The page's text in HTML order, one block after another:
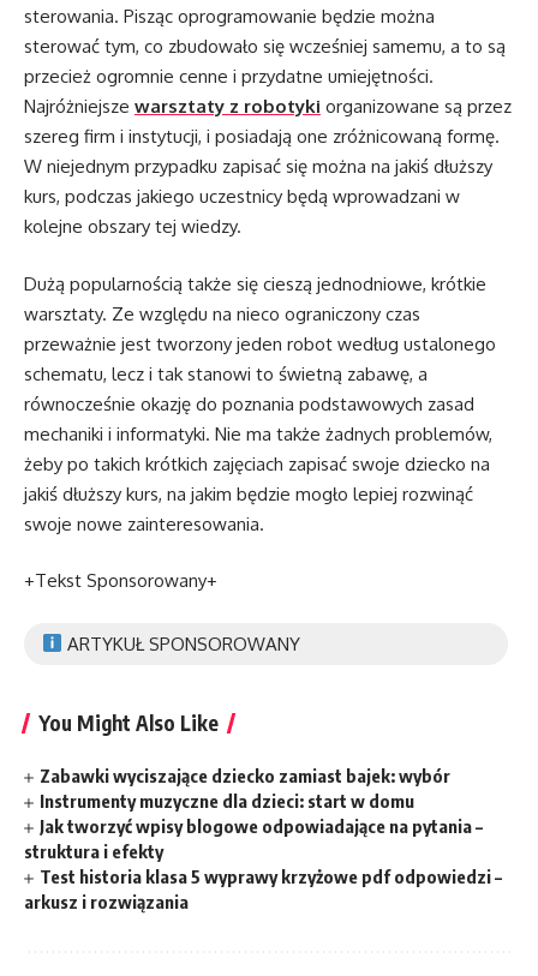
sterowania. Pisząc oprogramowanie będzie można
sterować tym, co zbudowało się wcześniej samemu, a to są
przecież ogromnie cenne i przydatne umiejętności.
Najróżniejsze warsztaty z robotyki organizowane są przez
szereg firm i instytucji, i posiadają one zróżnicowaną formę.
W niejednym przypadku zapisać się można na jakiś dłuższy
kurs, podczas jakiego uczestnicy będą wprowadzani w
kolejne obszary tej wiedzy.
Dużą popularnością także się cieszą jednodniowe, krótkie
warsztaty. Ze względu na nieco ograniczony czas
przeważnie jest tworzony jeden robot według ustalonego
schematu, lecz i tak stanowi to świetną zabawę, a
równocześnie okazję do poznania podstawowych zasad
mechaniki i informatyki. Nie ma także żadnych problemów,
żeby po takich krótkich zajęciach zapisać swoje dziecko na
jakiś dłuższy kurs, na jakim będzie mogło lepiej rozwinąć
swoje nowe zainteresowania.
+Tekst Sponsorowany+
ARTYKUŁ SPONSOROWANY
You Might Also Like
Zabawki wyciszające dziecko zamiast bajek: wybór
Instrumenty muzyczne dla dzieci: start w domu
Jak tworzyć wpisy blogowe odpowiadające na pytania –
struktura i efekty
Test historia klasa 5 wyprawy krzyżowe pdf odpowiedzi –
arkusz i rozwiązania